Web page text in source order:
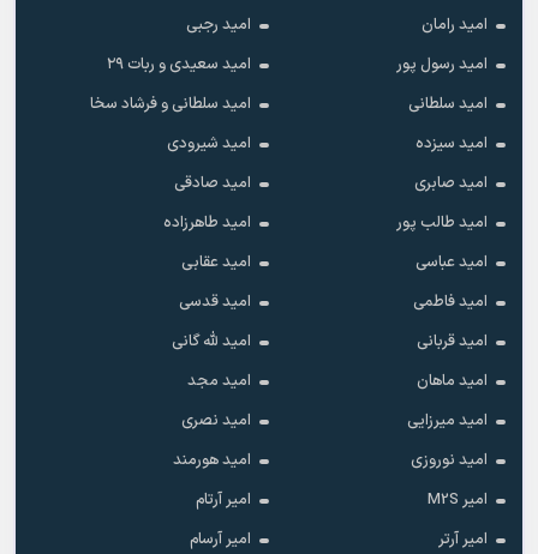
امید رامان
امید رجبی
امید رسول پور
امید سعیدی و ربات ۲۹
امید سلطانی
امید سلطانی و فرشاد سخا
امید سیزده
امید شیرودی
امید صابری
امید صادقی
امید طالب پور
امید طاهرزاده
امید عباسی
امید عقابی
امید فاطمی
امید قدسی
امید قربانی
امید لله گانی
امید ماهان
امید مجد
امید میرزایی
امید نصری
امید نوروزی
امید هورمند
امیر M2S
امیر آرتام
امیر آرتر
امیر آرسام